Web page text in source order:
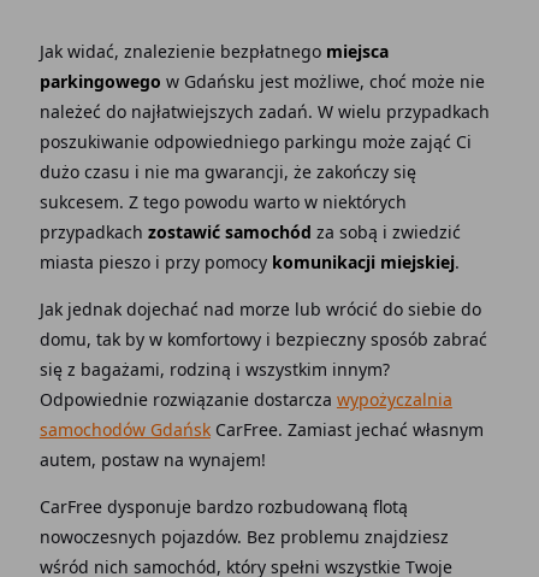
Jak widać, znalezienie bezpłatnego miejsca
parkingowego w Gdańsku jest możliwe, choć może nie
należeć do najłatwiejszych zadań. W wielu przypadkach
poszukiwanie odpowiedniego parkingu może zająć Ci
dużo czasu i nie ma gwarancji, że zakończy się
sukcesem. Z tego powodu warto w niektórych
przypadkach zostawić samochód za sobą i zwiedzić
miasta pieszo i przy pomocy komunikacji miejskiej.
Jak jednak dojechać nad morze lub wrócić do siebie do
domu, tak by w komfortowy i bezpieczny sposób zabrać
się z bagażami, rodziną i wszystkim innym?
Odpowiednie rozwiązanie dostarcza wypożyczalnia
samochodów GdańskCarFree. Zamiast jechać własnym
autem, postaw na wynajem!
CarFree dysponuje bardzo rozbudowaną flotą
nowoczesnych pojazdów. Bez problemu znajdziesz
wśród nich samochód, który spełni wszystkie Twoje